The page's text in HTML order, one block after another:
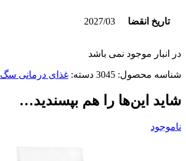
تاریخ انقضا 2027/03
در انبار موجود نمی باشد
شناسه محصول: 3045 دسته: غذای درمانی سگ
شاید این‌ها را هم بپسندید…
ناموجود